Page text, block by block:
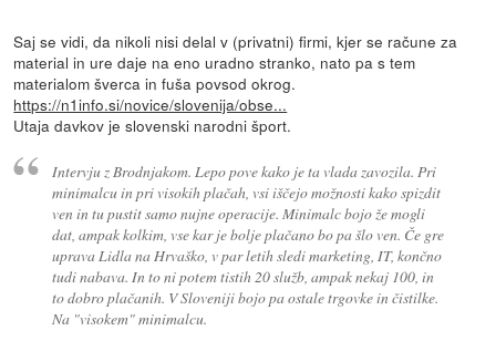
Saj se vidi, da nikoli nisi delal v (privatni) firmi, kjer se račune za
material in ure daje na eno uradno stranko, nato pa s tem
materialom šverca in fuša povsod okrog.
https://n1info.si/novice/slovenija/obse...
Utaja davkov je slovenski narodni šport.
Intervju z Brodnjakom. Lepo pove kako je ta vlada zavozila. Pri
minimalcu in pri visokih plačah, vsi iščejo možnosti kako spizdit
ven in tu pustit samo nujne operacije. Minimalc bojo že mogli
dat, ampak kolkim, vse kar je bolje plačano bo pa šlo ven. Če gre
uprava Lidla na Hrvaško, v par letih sledi marketing, IT, končno
tudi nabava. In to ni potem tistih 20 služb, ampak nekaj 100, in
to dobro plačanih. V Sloveniji bojo pa ostale trgovke in čistilke.
Na "visokem" minimalcu.